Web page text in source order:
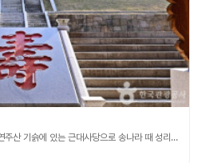
주자묘는 화순군 능주면 회덕마을 남쪽 연주산 기슭에 있는 근대사당으로 송나라 때 성리학을 집대성한 주희를 모신 곳이다. 이 사당은 처음에는 신안 주씨 문중에서 1905년에 영모당으로 창건하였다가 1978년에 현재의 모습으로 다시 지은 것이다. 주자묘의 전체 구성은 2단으로 조성된 부지에 상단에는 사당 구역이 위치하고 하단에는 동서재라는 일종의 강학 공간이 들어서 있다. 두 구역 주위는 담장이 반듯하게 둘려 있고 각각의 구역에는 삼문이 있다. 사당 안에는